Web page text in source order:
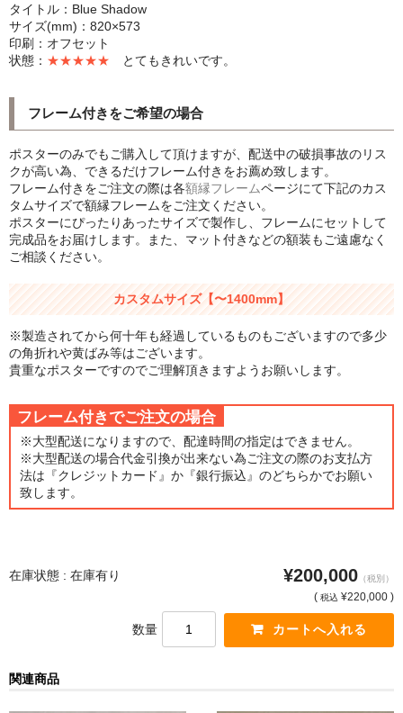
CD紙ジャケフレーム
アートポスター
エンゾ・マーリ【Enzo Mari】
ダネーゼ【DANESE MILANO】
フォトアートポスター
アンディ・ウォーホル
Folon
olivetti
猫・ねこ・ネコ
額装品
額装品一覧
フランス製モノクロフォト額装
Classic Pooh額装
タイトル：Blue Shadow
サイズ(mm)：820×573
印刷：オフセット
状態： ★★★★★ とてもきれいです。
フレーム付きをご希望の場合
ポスターのみでもご購入して頂けますが、配送中の破損事故のリス
クが高い為、できるだけフレーム付きをお薦め致します。
フレーム付きをご注文の際は各額縁フレームページにて下記のカス
タムサイズで額縁フレームをご注文ください。
ポスターにぴったりあったサイズで製作し、フレームにセットして
完成品をお届けします。また、マット付きなどの額装もご遠慮なく
ご相談ください。
カスタムサイズ【〜1400mm】
※製造されてから何十年も経過しているものもございますので多少
の角折れや黄ばみ等はございます。
貴重なポスターですのでご理解頂きますようお願いします。
フレーム付きでご注文の場合
※大型配送になりますので、配達時間の指定はできません。
※大型配送の場合代金引換が出来ない為ご注文の際のお支払方
法は『クレジットカード』か『銀行振込』のどちらかでお願い
致します。
在庫状態 : 在庫有り ¥200,000 （税別）
( 税込 ¥220,000 )
数量
関連商品